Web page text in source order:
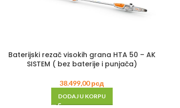
Baterijski rezač visokih grana HTA 50 – AK
SISTEM ( bez baterije i punjača)
38.499,00рсд
DODAJ U KORPU